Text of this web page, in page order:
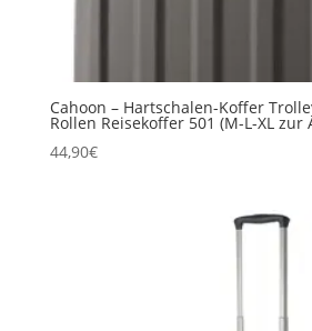
Cahoon – Hartschalen-Koffer
Rollen Reisekoffer 501 (M-L-XL zur
44,90€